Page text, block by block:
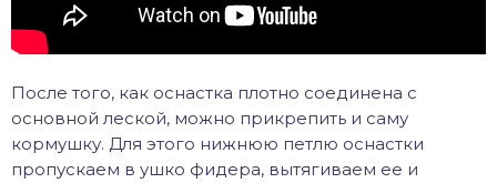
После того, как оснастка плотно соединена с
основной леской, можно прикрепить и саму
кормушку. Для этого нижнюю петлю оснастки
пропускаем в ушко фидера, вытягиваем ее и